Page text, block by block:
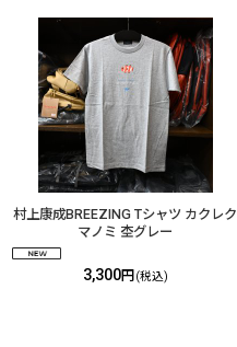
村上康成BREEZING Tシャツ カクレク
マノミ 杢グレー
3,300円 (税込)